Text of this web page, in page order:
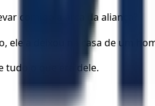
comigo a arca da aliança?
ele a deixou na casa de um
tudo o que era dele.